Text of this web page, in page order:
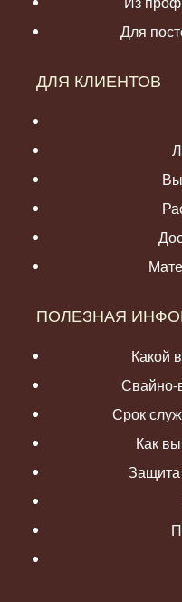
Для
ДЛЯ КЛИЕНТОВ
ПОЛЕЗНАЯ
Какой
Свайно-
Срок
Как